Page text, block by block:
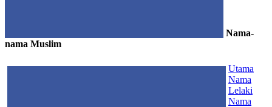
Nama-
nama Muslim
Utama
Nama
Lelaki
Nama